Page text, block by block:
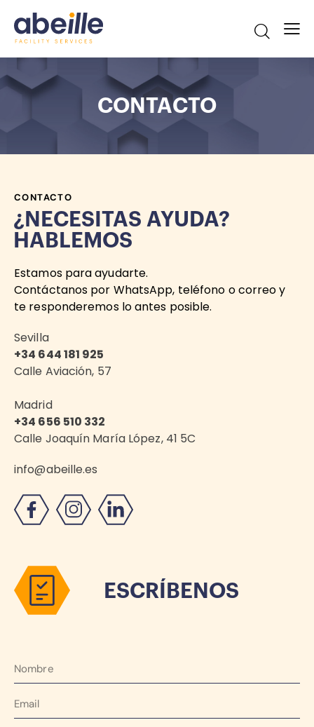
CONTACTO
CONTACTO
¿NECESITAS AYUDA?
HABLEMOS
Estamos para ayudarte.
Contáctanos por WhatsApp, teléfono o correo y
te responderemos lo antes posible.
Sevilla
+34 644 181 925
Calle Aviación, 57
Madrid
+34 656 510 332
Calle Joaquín María López, 41 5C
info@abeille.es
ESCRÍBENOS